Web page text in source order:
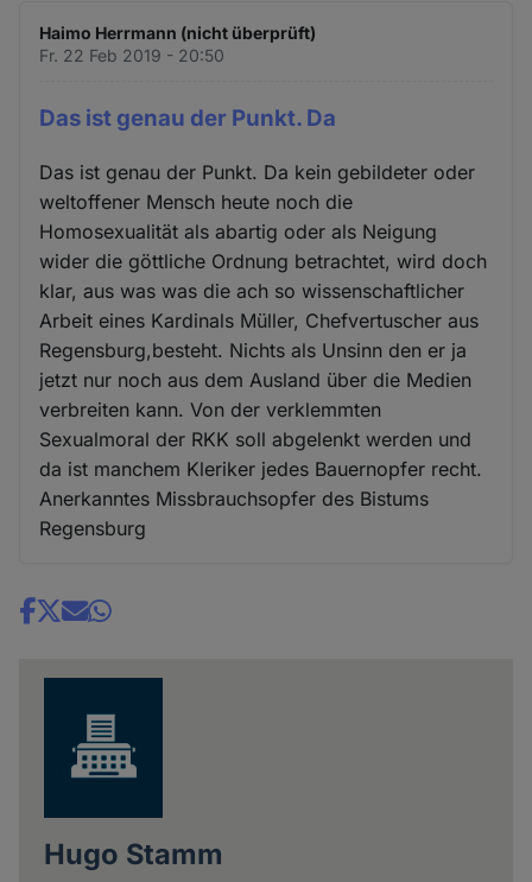
Haimo Herrmann (nicht überprüft)
Fr. 22 Feb 2019 - 20:50
Das ist genau der Punkt. Da
Das ist genau der Punkt. Da kein gebildeter oder
weltoffener Mensch heute noch die
Homosexualität als abartig oder als Neigung
wider die göttliche Ordnung betrachtet, wird doch
klar, aus was was die ach so wissenschaftlicher
Arbeit eines Kardinals Müller, Chefvertuscher aus
Regensburg,besteht. Nichts als Unsinn den er ja
jetzt nur noch aus dem Ausland über die Medien
verbreiten kann. Von der verklemmten
Sexualmoral der RKK soll abgelenkt werden und
da ist manchem Kleriker jedes Bauernopfer recht.
Anerkanntes Missbrauchsopfer des Bistums
Regensburg
Share
Hugo Stamm